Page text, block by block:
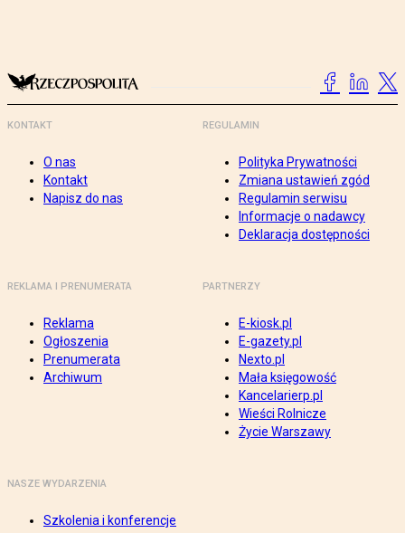
KONTAKT
O nas
Kontakt
Napisz do nas
REGULAMIN
Polityka Prywatności
Zmiana ustawień zgód
Regulamin serwisu
Informacje o nadawcy
Deklaracja dostępności
REKLAMA I PRENUMERATA
Reklama
Ogłoszenia
Prenumerata
Archiwum
PARTNERZY
E-kiosk.pl
E-gazety.pl
Nexto.pl
Mała księgowość
Kancelarierp.pl
Wieści Rolnicze
Życie Warszawy
NASZE WYDARZENIA
Szkolenia i konferencje